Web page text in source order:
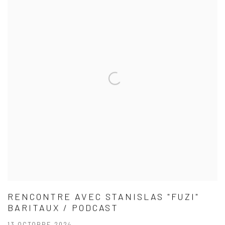
RENCONTRE AVEC STANISLAS "FUZI"
BARITAUX / PODCAST